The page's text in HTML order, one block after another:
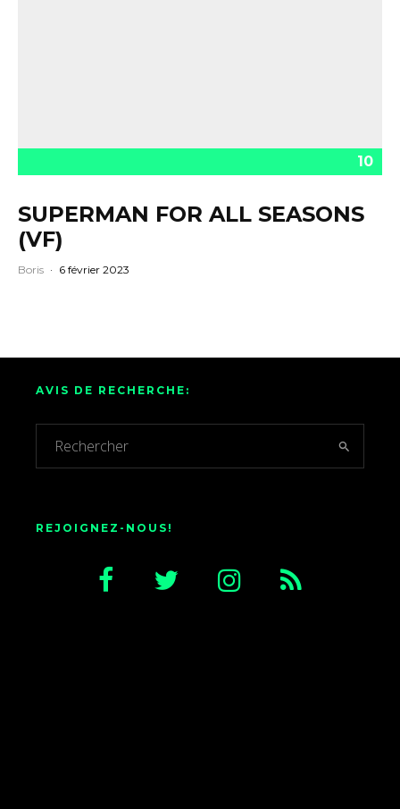
10
SUPERMAN FOR ALL SEASONS
(VF)
Boris · 6 février 2023
AVIS DE RECHERCHE:
REJOIGNEZ-NOUS!